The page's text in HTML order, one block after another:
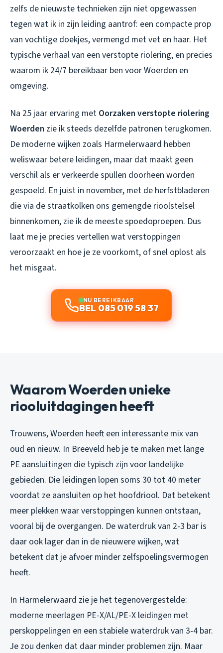
zelfs de nieuwste technieken zijn niet opgewassen
tegen wat ik in zijn leiding aantrof: een compacte prop
van vochtige doekjes, vermengd met vet en haar. Het
typische verhaal van een verstopte riolering, en precies
waarom ik 24/7 bereikbaar ben voor Woerden en
omgeving.
Na 25 jaar ervaring met Oorzaken verstopte riolering
Woerden zie ik steeds dezelfde patronen terugkomen.
De moderne wijken zoals Harmelerwaard hebben
weliswaar betere leidingen, maar dat maakt geen
verschil als er verkeerde spullen doorheen worden
gespoeld. En juist in november, met de herfstbladeren
die via de straatkolken ons gemengde rioolstelsel
binnenkomen, zie ik de meeste spoedoproepen. Dus
laat me je precies vertellen wat verstoppingen
veroorzaakt en hoe je ze voorkomt, of snel oplost als
het misgaat.
NU BEREIKBAAR
BEL 085 019 58 37
Waarom Woerden unieke
riooluitdagingen heeft
Trouwens, Woerden heeft een interessante mix van
oud en nieuw. In Breeveld heb je te maken met lange
PE aansluitingen die typisch zijn voor landelijke
gebieden. Die leidingen lopen soms 30 tot 40 meter
voordat ze aansluiten op het hoofdriool. Dat betekent
meer plekken waar verstoppingen kunnen ontstaan,
vooral bij de overgangen. De waterdruk van 2-3 bar is
daar ook lager dan in de nieuwere wijken, wat
betekent dat je afvoer minder zelfspoelingsvermogen
heeft.
In Harmelerwaard zie je het tegenovergestelde:
moderne meerlagen PE-X/AL/PE-X leidingen met
perskoppelingen en een stabiele waterdruk van 3-4 bar.
Je zou denken dat daar minder problemen zijn. Maar